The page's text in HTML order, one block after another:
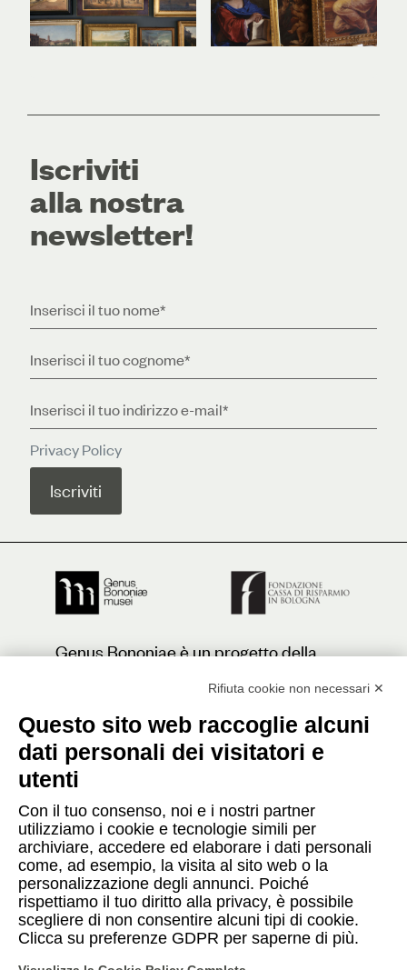
Iscriviti
alla nostra
newsletter!
Privacy Policy
Genus Bononiae è un progetto della
Press
Caffè
Instagram
Facebook
YouTube
Rifiuta cookie non necessari ✕
Questo sito web raccoglie alcuni
dati personali dei visitatori e
utenti
Con il tuo consenso, noi e i nostri partner
utilizziamo i cookie e tecnologie simili per
archiviare, accedere ed elaborare i dati personali
come, ad esempio, la visita al sito web o la
personalizzazione degli annunci. Poiché
rispettiamo il tuo diritto alla privacy, è possibile
scegliere di non consentire alcuni tipi di cookie.
Clicca su preferenze GDPR per saperne di più.